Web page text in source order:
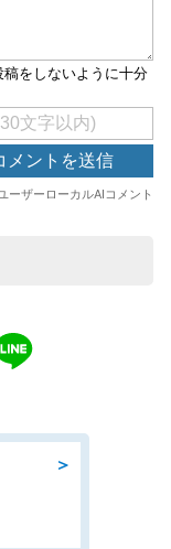
＞